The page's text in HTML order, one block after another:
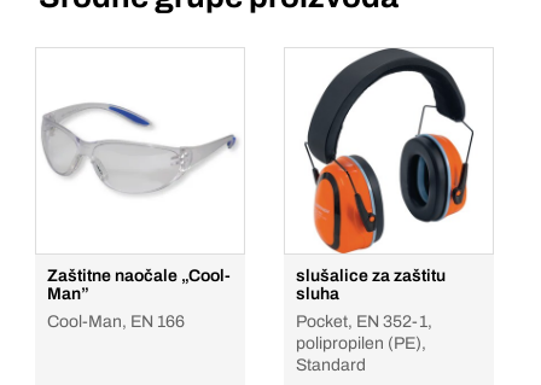
Zaštitne naočale „Cool-
Man”
Cool-Man, EN 166
slušalice za zaštitu
sluha
Pocket, EN 352-1,
polipropilen (PE),
Standard